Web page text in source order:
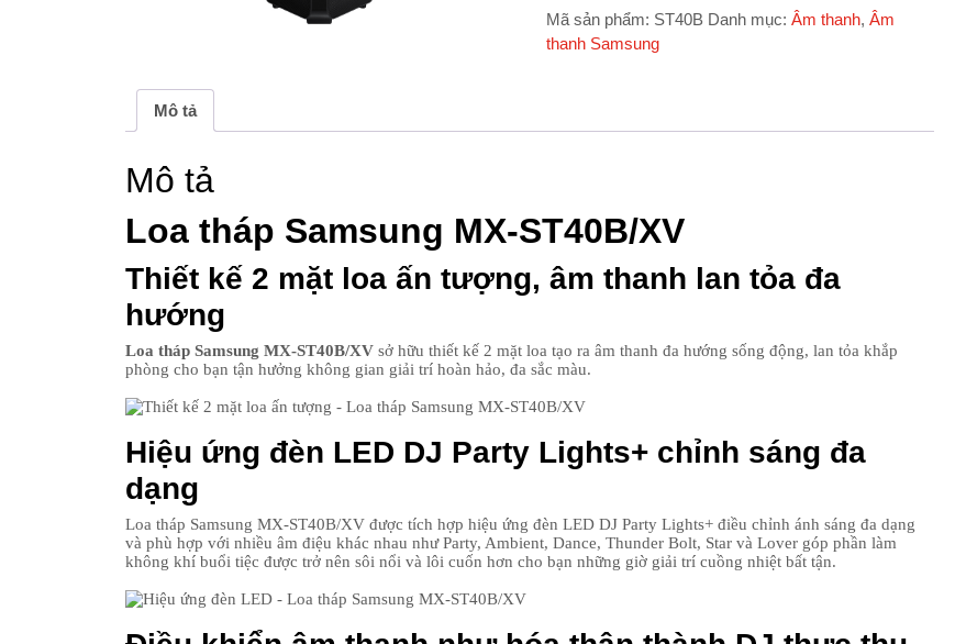
Mã sản phẩm: ST40B Danh mục: Âm thanh, Âm
thanh Samsung
Mô tả
Mô tả
Loa tháp Samsung MX-ST40B/XV
Thiết kế 2 mặt loa ấn tượng, âm thanh lan tỏa đa
hướng
Loa tháp Samsung MX-ST40B/XV sở hữu thiết kế 2 mặt loa tạo ra âm thanh đa hướng sống động, lan tỏa khắp
phòng cho bạn tận hưởng không gian giải trí hoàn hảo, đa sắc màu.
Hiệu ứng đèn LED DJ Party Lights+ chỉnh sáng đa
dạng
Loa tháp Samsung MX-ST40B/XV được tích hợp hiệu ứng đèn LED DJ Party Lights+ điều chỉnh ánh sáng đa dạng
và phù hợp với nhiều âm điệu khác nhau như Party, Ambient, Dance, Thunder Bolt, Star và Lover góp phần làm
không khí buổi tiệc được trở nên sôi nổi và lôi cuốn hơn cho bạn những giờ giải trí cuồng nhiệt bất tận.